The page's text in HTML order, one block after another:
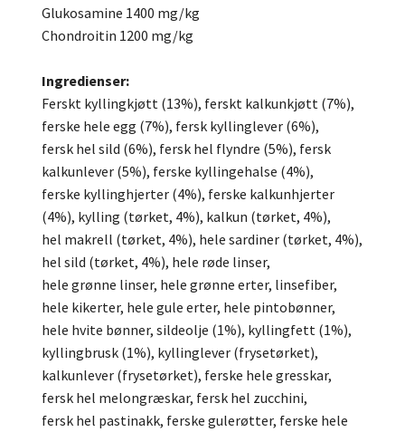
Glukosamine 1400 mg/kg
Chondroitin 1200 mg/kg
Ingredienser:
Ferskt kyllingkjøtt (13%), ferskt kalkunkjøtt (7%),
ferske hele egg (7%), fersk kyllinglever (6%),
fersk hel sild (6%), fersk hel flyndre (5%), fersk
kalkunlever (5%), ferske kyllingehalse (4%),
ferske kyllinghjerter (4%), ferske kalkunhjerter
(4%), kylling (tørket, 4%), kalkun (tørket, 4%),
hel makrell (tørket, 4%), hele sardiner (tørket, 4%),
hel sild (tørket, 4%), hele røde linser,
hele grønne linser, hele grønne erter, linsefiber,
hele kikerter, hele gule erter, hele pintobønner,
hele hvite bønner, sildeolje (1%), kyllingfett (1%),
kyllingbrusk (1%), kyllinglever (frysetørket),
kalkunlever (frysetørket), ferske hele gresskar,
fersk hel melongræskar, fersk hel zucchini,
fersk hel pastinakk, ferske gulerøtter, ferske hele